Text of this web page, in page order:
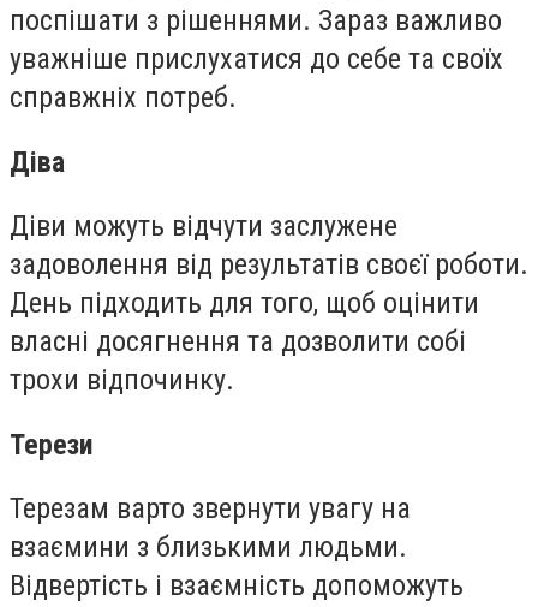
поспішати з рішеннями. Зараз важливо
уважніше прислухатися до себе та своїх
справжніх потреб.
Діва
Діви можуть відчути заслужене
задоволення від результатів своєї роботи.
День підходить для того, щоб оцінити
власні досягнення та дозволити собі
трохи відпочинку.
Терези
Терезам варто звернути увагу на
взаємини з близькими людьми.
Відвертість і взаємність допоможуть